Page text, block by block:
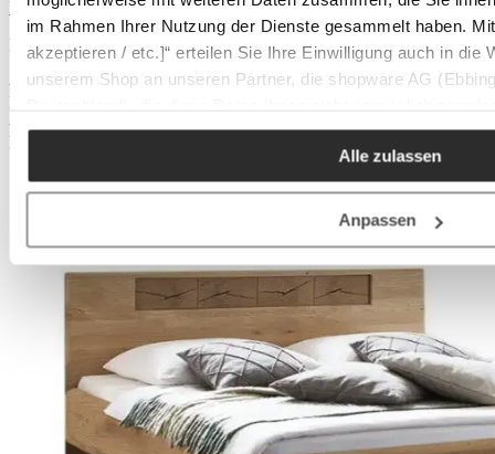
im Rahmen Ihrer Nutzung der Dienste gesammelt haben.
akzeptieren / etc.]“ erteilen Sie Ihre Einwilligung auch in die
unserem Shop an unseren Partner, die shopware AG
Zwecken (z.B. Produktverbesserungen,
Alle zulassen
Anpassen
Produktgalerie überspringen
Mehr Produkte aus dieser Serie entdecken
- 41%
Bestellbar auf Anfrage
- 41%
Bestellbar auf Anfrage